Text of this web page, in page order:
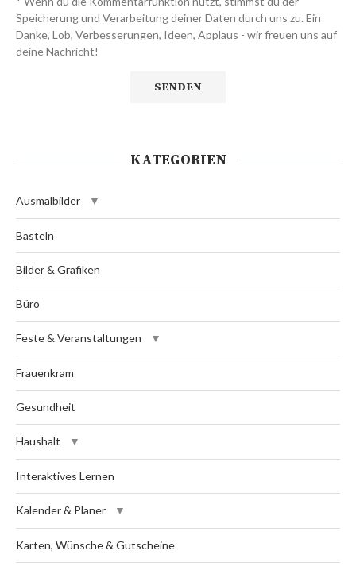
Speicherung und Verarbeitung deiner Daten durch uns zu. Ein
Danke, Lob, Verbesserungen, Ideen, Applaus - wir freuen uns auf
deine Nachricht!
KATEGORIEN
Ausmalbilder
Basteln
Bilder & Grafiken
Büro
Feste & Veranstaltungen
Frauenkram
Gesundheit
Haushalt
Interaktives Lernen
Kalender & Planer
Karten, Wünsche & Gutscheine